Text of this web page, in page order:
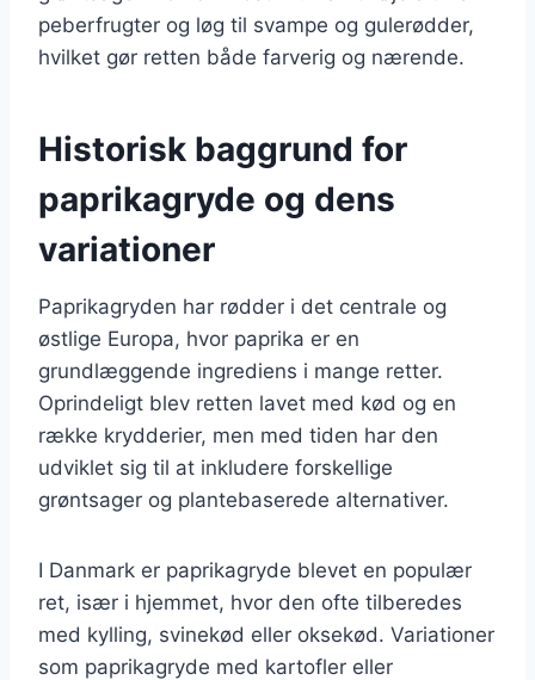
peberfrugter og løg til svampe og gulerødder,
hvilket gør retten både farverig og nærende.
Historisk baggrund for
paprikagryde og dens
variationer
Paprikagryden har rødder i det centrale og
østlige Europa, hvor paprika er en
grundlæggende ingrediens i mange retter.
Oprindeligt blev retten lavet med kød og en
række krydderier, men med tiden har den
udviklet sig til at inkludere forskellige
grøntsager og plantebaserede alternativer.
I Danmark er paprikagryde blevet en populær
ret, især i hjemmet, hvor den ofte tilberedes
med kylling, svinekød eller oksekød. Variationer
som paprikagryde med kartofler eller